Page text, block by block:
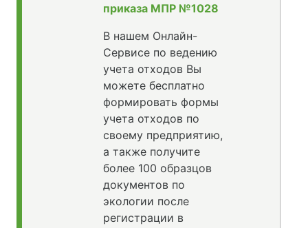
приказа МПР №1028
В нашем Онлайн-
Сервисе по ведению
учета отходов Вы
можете бесплатно
формировать формы
учета отходов по
своему предприятию,
а также получите
более 100 образцов
документов по
экологии после
регистрации в